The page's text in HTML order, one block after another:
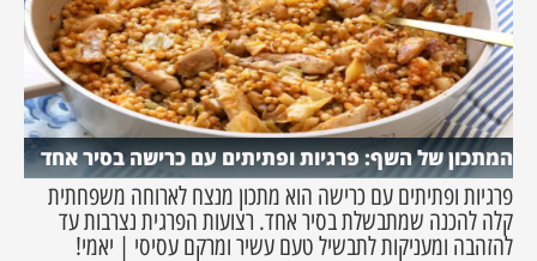
המתכון של השף: פרגיות ופתיתים עם כרישה בסיר אחד
פרגיות ופתיתים עם כרישה הוא מתכון מנצח לארוחה משפחתית
קלה להכנה שמתבשלת בסיר אחד. רצועות הפרגית נצרבות עד
להזהבה ומעניקות לתבשיל טעם עשיר ומרקם עסיסי | יאמי!